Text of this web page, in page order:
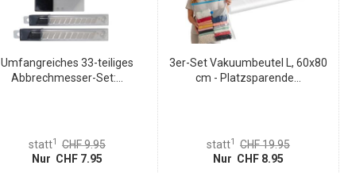
Umfangreiches 33-teiliges
Abbrechmesser-Set:...
statt1
CHF 9.95
Nur CHF 7.95
3er-Set Vakuumbeutel L, 60x80
cm - Platzsparende...
statt1
CHF 19.95
Nur CHF 8.95